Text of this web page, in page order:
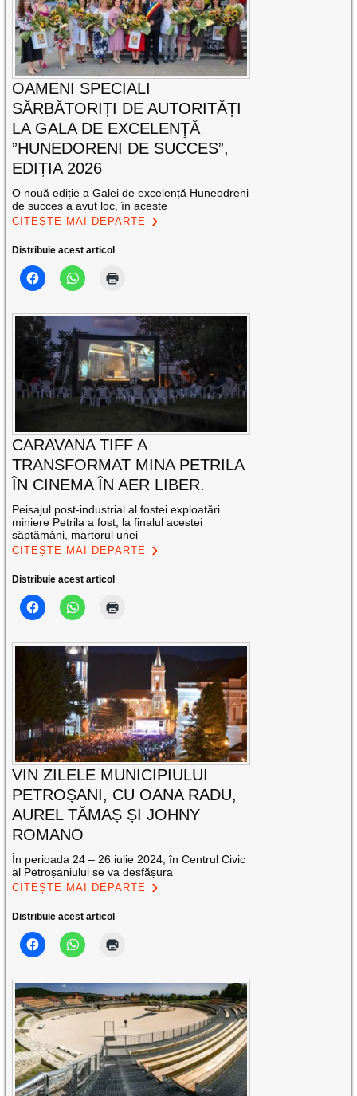
OAMENI SPECIALI
SĂRBĂTORIȚI DE AUTORITĂȚI
LA GALA DE EXCELENŢĂ
”HUNEDORENI DE SUCCES”,
EDIȚIA 2026
O nouă ediție a Galei de excelență Huneodreni
de succes a avut loc, în aceste
CITEȘTE MAI DEPARTE
Distribuie acest articol
CARAVANA TIFF A
TRANSFORMAT MINA PETRILA
ÎN CINEMA ÎN AER LIBER.
Peisajul post-industrial al fostei exploatări
miniere Petrila a fost, la finalul acestei
săptămâni, martorul unei
CITEȘTE MAI DEPARTE
Distribuie acest articol
VIN ZILELE MUNICIPIULUI
PETROȘANI, CU OANA RADU,
AUREL TĂMAȘ ȘI JOHNY
ROMANO
În perioada 24 – 26 iulie 2024, în Centrul Civic
al Petroșaniului se va desfășura
CITEȘTE MAI DEPARTE
Distribuie acest articol